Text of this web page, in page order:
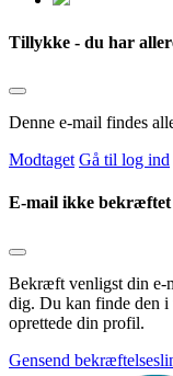
Tillykke - du har
Denne e-mail findes
Modtaget Gå til log ind
E-mail ikke bekræftet
Bekræft venligst din e-
dig. Du kan finde den i
oprettede din profil.
Gensend